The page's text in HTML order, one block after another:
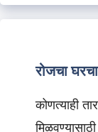
रोजचा
कोणत्याही
मिळवण्यासाठी